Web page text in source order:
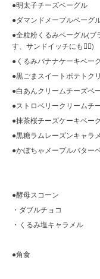
●明太子チーズベーグル
●ダマンドメープルベーグ
●全粒粉くるみベーグル(ブ
す、サンドイッチにも🙆‍♀️)
●くるみバナナケーキベー
●黒ごまスイートポテトク
●白あんクリームチーズベ
●ストロベリークリームチ
●抹茶桜チーズケーキベー
●黒糖ラムレーズンキャラ
●かぼちゃメープルバター
●酵母スコーン
・ダブルチョコ
・くるみ塩キャラメル
●角食